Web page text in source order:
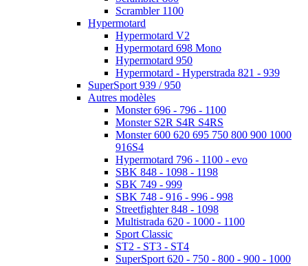
Scrambler 1100
Hypermotard
Hypermotard V2
Hypermotard 698 Mono
Hypermotard 950
Hypermotard - Hyperstrada 821 - 939
SuperSport 939 / 950
Autres modèles
Monster 696 - 796 - 1100
Monster S2R S4R S4RS
Monster 600 620 695 750 800 900 1000
916S4
Hypermotard 796 - 1100 - evo
SBK 848 - 1098 - 1198
SBK 749 - 999
SBK 748 - 916 - 996 - 998
Streetfighter 848 - 1098
Multistrada 620 - 1000 - 1100
Sport Classic
ST2 - ST3 - ST4
SuperSport 620 - 750 - 800 - 900 - 1000